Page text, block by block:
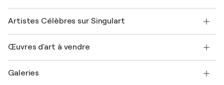
Rejoignez notre programme commercial
Mon compte
+33 1 76 44 06 42
Magazine Singulart
Emplois
Découvrez une sélection d'art original
Se connecter en tant qu'Artiste
Artistes Célèbres sur Singulart
Marc Chagall
Banksy
Œuvres d'art à vendre
Tableaux abstraits à vendre
Galeries